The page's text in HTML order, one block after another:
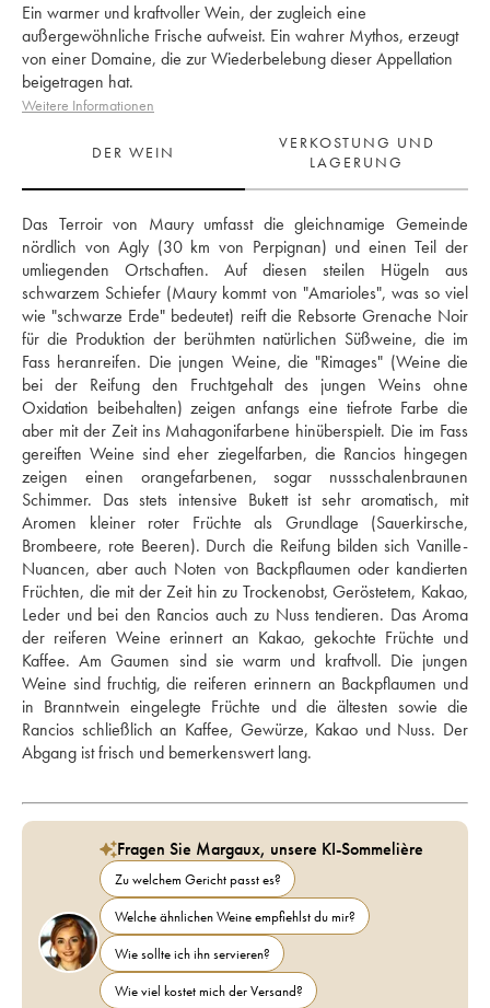
Ein warmer und kraftvoller Wein, der zugleich eine
außergewöhnliche Frische aufweist. Ein wahrer Mythos, erzeugt
von einer Domaine, die zur Wiederbelebung dieser Appellation
beigetragen hat.
Weitere Informationen
DER WEIN
VERKOSTUNG UND
LAGERUNG
Das Terroir von Maury umfasst die gleichnamige Gemeinde
nördlich von Agly (30 km von Perpignan) und einen Teil der
umliegenden Ortschaften. Auf diesen steilen Hügeln aus
schwarzem Schiefer (Maury kommt von "Amarioles", was so viel
wie "schwarze Erde" bedeutet) reift die Rebsorte Grenache Noir
für die Produktion der berühmten natürlichen Süßweine, die im
Fass heranreifen. Die jungen Weine, die "Rimages" (Weine die
bei der Reifung den Fruchtgehalt des jungen Weins ohne
Oxidation beibehalten) zeigen anfangs eine tiefrote Farbe die
aber mit der Zeit ins Mahagonifarbene hinüberspielt. Die im Fass
gereiften Weine sind eher ziegelfarben, die Rancios hingegen
zeigen einen orangefarbenen, sogar nussschalenbraunen
Schimmer. Das stets intensive Bukett ist sehr aromatisch, mit
Aromen kleiner roter Früchte als Grundlage (Sauerkirsche,
Brombeere, rote Beeren). Durch die Reifung bilden sich Vanille-
Nuancen, aber auch Noten von Backpflaumen oder kandierten
Früchten, die mit der Zeit hin zu Trockenobst, Geröstetem, Kakao,
Leder und bei den Rancios auch zu Nuss tendieren. Das Aroma
der reiferen Weine erinnert an Kakao, gekochte Früchte und
Kaffee. Am Gaumen sind sie warm und kraftvoll. Die jungen
Weine sind fruchtig, die reiferen erinnern an Backpflaumen und
in Branntwein eingelegte Früchte und die ältesten sowie die
Rancios schließlich an Kaffee, Gewürze, Kakao und Nuss. Der
Abgang ist frisch und bemerkenswert lang.
Fragen Sie Margaux, unsere KI-Sommelière
Zu welchem Gericht passt es?
Welche ähnlichen Weine empfiehlst du mir?
Wie sollte ich ihn servieren?
Wie viel kostet mich der Versand?